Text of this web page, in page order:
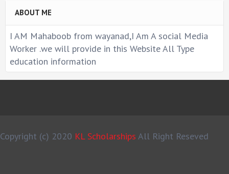
ABOUT ME
I AM Mahaboob from wayanad,I Am A social Media
Worker .we will provide in this Website All Type
education information
Copyright (c) 2020 KL Scholarships All Right Reseved